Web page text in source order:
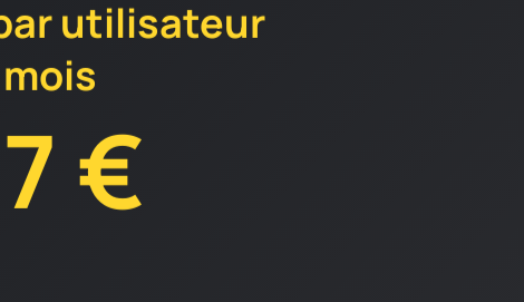
utilisateur
€